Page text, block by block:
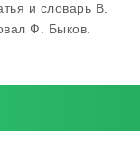
и словарь В.
Ф. Быков.